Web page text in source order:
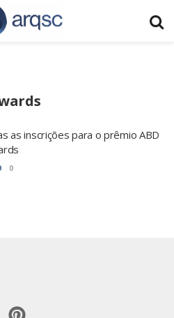
as inscrições para o prêmio ABD
0